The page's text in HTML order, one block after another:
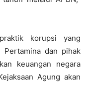
korupsi yang
Pertamina dan pihak
keuangan negara
Agung akan